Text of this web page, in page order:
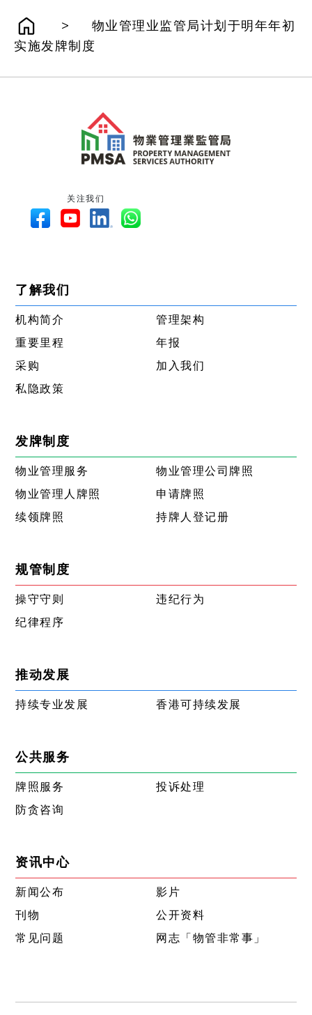
>
物业管理业监管局计划于明年年初
实施发牌制度
关注我们
了解我们
机构简介
管理架构
重要里程
年报
采购
加入我们
私隐政策
发牌制度
物业管理服务
物业管理公司牌照
物业管理人牌照
申请牌照
续领牌照
持牌人登记册
规管制度
操守守则
违纪行为
纪律程序
推动发展
持续专业发展 香港可持续发展
公共服务
牌照服务
投诉处理
防贪咨询
资讯中心
新闻公布
影片
刊物
公开资料
常见问题
网志「物管非常事」